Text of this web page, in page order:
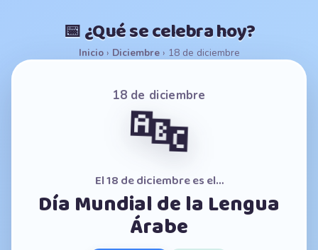
📅 ¿Qué se celebra hoy?
Inicio› Diciembre› 18 de diciembre
18 de diciembre
🔤
El 18 de diciembre es el…
Día Mundial de la Lengua
Árabe